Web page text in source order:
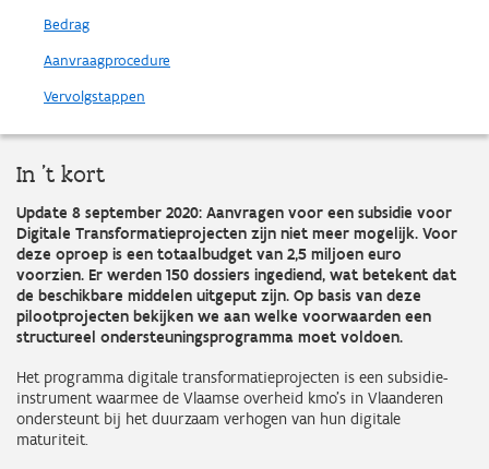
Bedrag
Aanvraagprocedure
Vervolgstappen
In 't kort
Update 8 september 2020: Aanvragen voor een subsidie voor
Digitale Transformatieprojecten zijn niet meer mogelijk. Voor
deze oproep is een totaalbudget van 2,5 miljoen euro
voorzien. Er werden 150 dossiers ingediend, wat betekent dat
de beschikbare middelen uitgeput zijn. Op basis van deze
pilootprojecten bekijken we aan welke voorwaarden een
structureel ondersteuningsprogramma moet voldoen.
Het programma digitale transformatieprojecten is een subsidie-
instrument waarmee de Vlaamse overheid kmo’s in Vlaanderen
ondersteunt bij het duurzaam verhogen van hun digitale
maturiteit.